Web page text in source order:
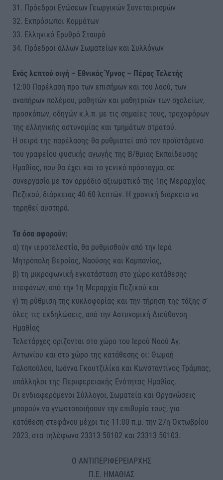
31. Πρόεδροι Ενώσεων Γεωργικών Συνεταιρισμών
32. Εκπρόσωποι Κομμάτων
33. Ελληνικό Ερυθρό Σταυρό
34. Πρόεδροι άλλων Σωματείων και Συλλόγων
Ενός λεπτού σιγή – Εθνικός Ύμνος – Πέρας Τελετής
12:00 Παρέλαση προ των επισήμων και του λαού, των
αναπήρων πολέμου, μαθητών και μαθητριών των σχολείων,
προσκόπων, οδηγών κ.λ.π. με τις σημαίες τους, τροχοφόρων
της ελληνικής αστυνομίας και τμημάτων στρατού.
Η σειρά της παρέλασης θα ρυθμιστεί από τον προϊστάμενο
του γραφείου φυσικής αγωγής της Β/θμιας Εκπαίδευσης
Ημαθίας, που θα έχει και το γενικό πρόσταγμα, σε
συνεργασία με τον αρμόδιο αξιωματικό της 1ης Μεραρχίας
Πεζικού, διάρκειας 40-60 λεπτών. Η χρονική διάρκεια να
τηρηθεί αυστηρά.
Τα όσα αφορούν:
α) την ιεροτελεστία, θα ρυθμισθούν από την Ιερά
Μητρόπολη Βεροίας, Ναούσης και Καμπανίας,
β) τη μικροφωνική εγκατάσταση στο χώρο κατάθεσης
στεφάνων, από την 1η Μεραρχία Πεζικού και
γ) τη ρύθμιση της κυκλοφορίας και την τήρηση της τάξης σ’
όλες τις εκδηλώσεις, από την Αστυνομική Διεύθυνση
Ημαθίας
Τελετάρχες ορίζονται στο χώρο του Ιερού Ναού Αγ.
Αντωνίου και στο χώρο της κατάθεσης οι: Θωμαή
Γαλοπούλου, Ιωάννα Γκουτζιλίκα και Κωνσταντίνος Τράμπας,
υπάλληλοι της Περιφερειακής Ενότητας Ημαθίας.
Οι ενδιαφερόμενοι Σύλλογοι, Σωματεία και Οργανώσεις
μπορούν να γνωστοποιήσουν την επιθυμία τους, για
κατάθεση στεφάνου μέχρι τις 11:00 π.μ. την 27η Οκτωβρίου
2023, στα τηλέφωνα 23313 50102 και 23313 50103.
Ο ΑΝΤΙΠΕΡΙΦΕΡΕΙΑΡΧΗΣ
Π.Ε. ΗΜΑΘΙΑΣ